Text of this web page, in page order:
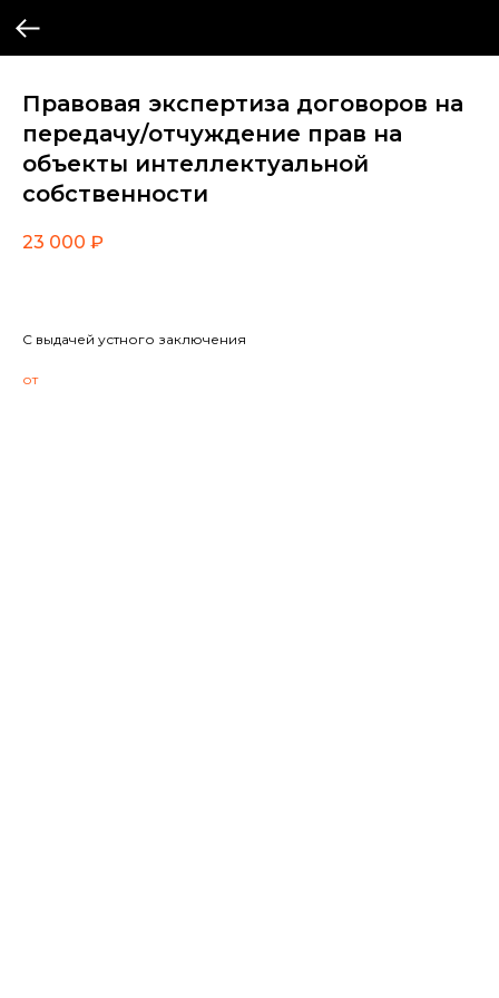
Правовая экспертиза договоров на
передачу/отчуждение прав на
объекты интеллектуальной
собственности
23 000 ₽
С выдачей устного заключения
от